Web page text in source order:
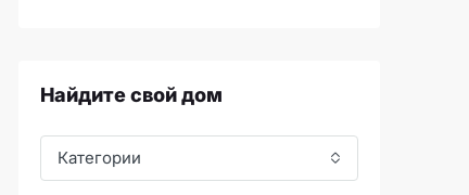
Найдите свой дом
Категории